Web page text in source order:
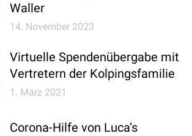
Waller
14. November 2023
Virtuelle Spendenübergabe mit
Vertretern der Kolpingsfamilie
1. März 2021
Corona-Hilfe von Luca’s